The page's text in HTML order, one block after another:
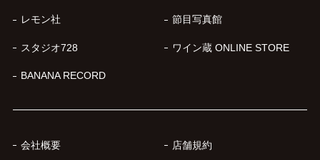
レモン社 節目写真館
スタジオ728 ワイン蔵 ONLINE STORE
BANANA RECORD
会社概要 店舗規約